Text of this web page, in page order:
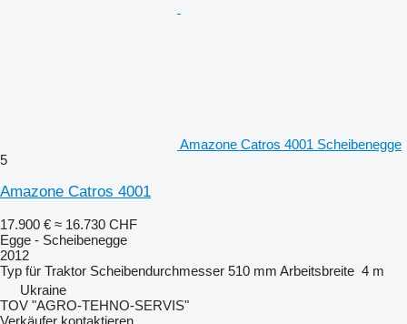
Amazone Catros 4001 Scheibenegge
5
Amazone Catros 4001
17.900 € ≈ 16.730 CHF
Egge - Scheibenegge
2012
Typ für Traktor Scheibendurchmesser 510 mm Arbeitsbreite 4 m
Ukraine
TOV "AGRO-TEHNO-SERVIS"
Verkäufer kontaktieren